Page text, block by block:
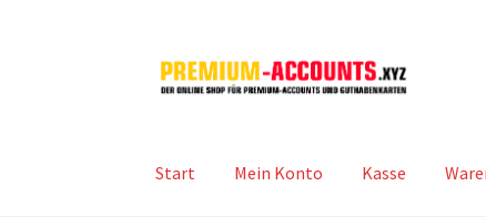
Zur
Navigation
Zum
Inhalt
Start Mein Konto Kasse